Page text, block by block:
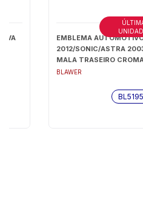
EMBLEMA
2012/SONIC/ASTRA
MALA TRASEIRO
BLAWER